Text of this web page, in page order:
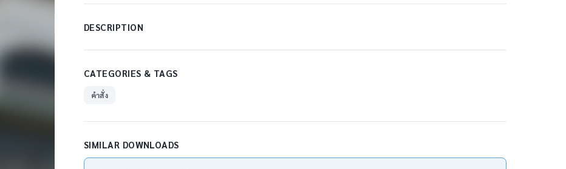
DESCRIPTION
CATEGORIES & TAGS
คำสั่ง
SIMILAR DOWNLOADS